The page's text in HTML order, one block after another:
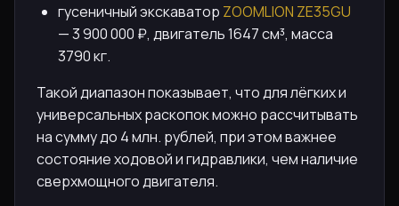
гусеничный экскаватор ZOOMLION ZE35GU
— 3 900 000 ₽, двигатель 1647 см³, масса
3790 кг.
Такой диапазон показывает, что для лёгких и
универсальных раскопок можно рассчитывать
на сумму до 4 млн. рублей, при этом важнее
состояние ходовой и гидравлики, чем наличие
сверхмощного двигателя.